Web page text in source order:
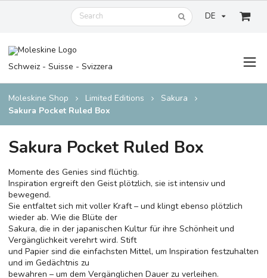
DE
Schweiz - Suisse - Svizzera
Moleskine Shop Limited Editions
Sakura
Sakura Pocket Ruled Box
Sakura Pocket Ruled Box
Momente des Genies sind flüchtig.
Inspiration ergreift den Geist plötzlich, sie ist intensiv und
bewegend.
Sie entfaltet sich mit voller Kraft – und klingt ebenso plötzlich
wieder ab. Wie die Blüte der
Sakura, die in der japanischen Kultur für ihre Schönheit und
Vergänglichkeit verehrt wird. Stift
und Papier sind die einfachsten Mittel, um Inspiration festzuhalten
und im Gedächtnis zu
bewahren – um dem Vergänglichen Dauer zu verleihen.